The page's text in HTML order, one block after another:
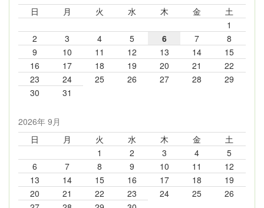
日
月 火 水 木 金
土
1
2
3 4 5 6 7
8
9
10 11 12 13 14
15
16
17 18 19 20 21
22
23
24 25 26 27 28
29
30
31
2026年 9月
日
月 火 水 木 金
土
1
2 3 4
5
6
7 8 9 10 11
12
13
14 15 16 17 18
19
20
21 22 23 24 25
26